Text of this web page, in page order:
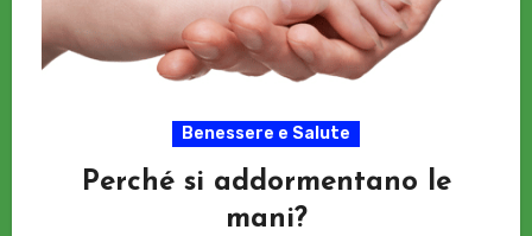
Benessere e Salute
Perché si addormentano le
mani?